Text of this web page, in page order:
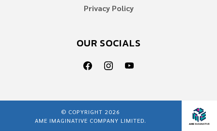
Privacy Policy
OUR SOCIALS
© COPYRIGHT 2026
AME IMAGINATIVE COMPANY LIMITED.